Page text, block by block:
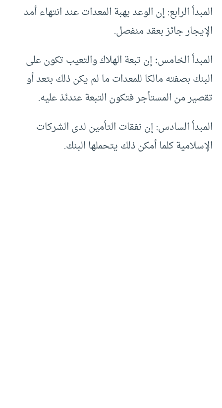
المبدأ الرابع‏:‏إن الوعد بهبة المعدات عند انتهاء أمد
الإيجار جائز بعقد منفصل.
المبدأ الخامس‏:‏إن تبعة الهلاك والتعيب تكون على
البنك بصفته مالكا للمعدات ما لم يكن ذلك بتعد أو
تقصير من المستأجر فتكون التبعة عندئذ عليه.
المبدأ السادس:‏ إن نفقات التأمين لدى الشركات ‏
‏الإسلامية كلما أمكن ذلك يتحملها البنك.